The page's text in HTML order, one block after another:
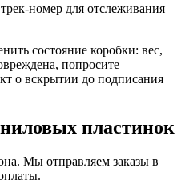
номер для отслеживания
состояние коробки: вес,
попросите
о вскрытии до подписания
пластинок
Мы отправляем заказы в